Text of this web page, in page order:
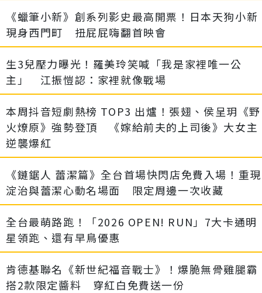
《蠟筆小新》創系列影史最高開票！日本天狗小新
現身西門町 扭屁屁嗨翻首映會
生3兒壓力曝光！羅美玲笑喊「我是家裡唯一公
主」 江振愷認：家裡就像戰場
本周抖音短劇熱榜 TOP3 出爐！張翅、侯呈玥《野
火燎原》強勢登頂 《嫁給前夫的上司後》大女主
逆襲爆紅
《鏈鋸人 蕾潔篇》全台首場快閃店免費入場！重現
淀治與蕾潔心動名場面 限定周邊一次收藏
全台最萌路跑！「2026 OPEN! RUN」7大卡通明
星領跑、還有早鳥優惠
肯德基聯名《新世紀福音戰士》！爆脆無骨雞腿霸
搭2款限定醬料 穿紅白免費送一份